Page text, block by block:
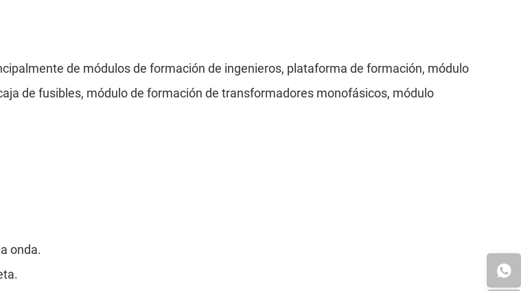
de módulos de formación de ingenieros, plataforma de formación, módulo
de fusibles, módulo de formación de transformadores monofásicos, módulo
onda.